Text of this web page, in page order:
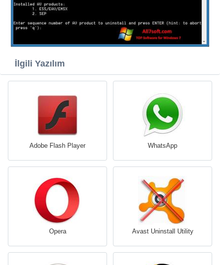
İlgili Yazılım
Adobe Flash Player WhatsApp
Opera Avast Uninstall Utility